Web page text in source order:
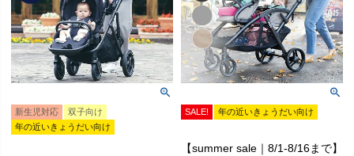
新生児対応
双子向け
年の近いきょうだい向け
SALE! 年の近いきょうだい向け
【summer sale｜8/1-8/16まで】